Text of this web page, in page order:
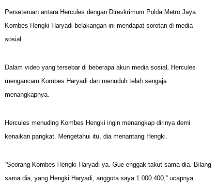
Perseteruan antara Hercules dengan Direskrimum Polda Metro Jaya
Kombes Hengki Haryadi belakangan ini mendapat sorotan di media
sosial.
Dalam video yang tersebar di beberapa akun media sosial, Hercules
mengancam Kombes Haryadi dan menuduh telah sengaja
menangkapnya.
Hercules menuding Kombes Hengki ingin menangkap dirinya demi
kenaikan pangkat. Mengetahui itu, dia menantang Hengki.
“Seorang Kombes Hengki Haryadi ya. Gue enggak takut sama dia. Bilang
sama dia, yang Hengki Haryadi, anggota saya 1.000.400,” ucapnya.